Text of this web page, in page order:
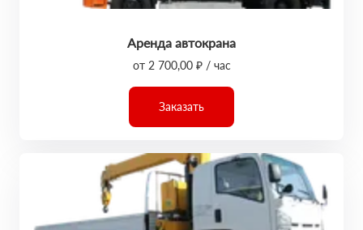
Аренда автокрана
от 2 700,00 ₽ / час
Заказать